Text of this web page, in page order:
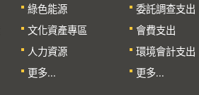
綠色能源
文化資產專區
人力資源
更多...
委託調查支出
會費支出
環境會計支出
更多...